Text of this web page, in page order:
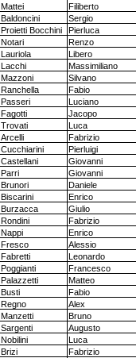
Mattei
Filiberto
Baldoncini
Sergio
Proietti Bocchini
Pierluca
Notari
Renzo
Lauriola
Libero
Lacchi
Massimiliano
Mazzoni
Silvano
Ranchella
Fabio
Passeri
Luciano
Fagotti
Jacopo
Trovati
Luca
Arcelli
Fabrizio
Cucchiarini
Pierluigi
Castellani
Giovanni
Parri
Giovanni
Brunori
Daniele
Biscarini
Enrico
Burzacca
Giulio
Rondini
Fabrizio
Nappi
Enrico
Fresco
Alessio
Fabretti
Leonardo
Poggianti
Francesco
Palazzetti
Matteo
Busti
Fabio
Regno
Alex
Manzetti
Bruno
Sargenti
Augusto
Nobilini
Luca
Brizi
Fabrizio